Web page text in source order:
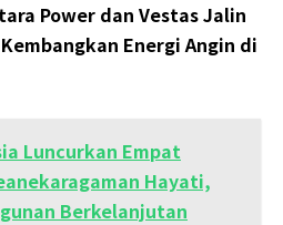
Power dan Vestas Jalin
Energi Angin di
Luncurkan Empat
Hayati,
Berkelanjutan